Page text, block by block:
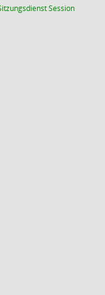
Session(Wird in